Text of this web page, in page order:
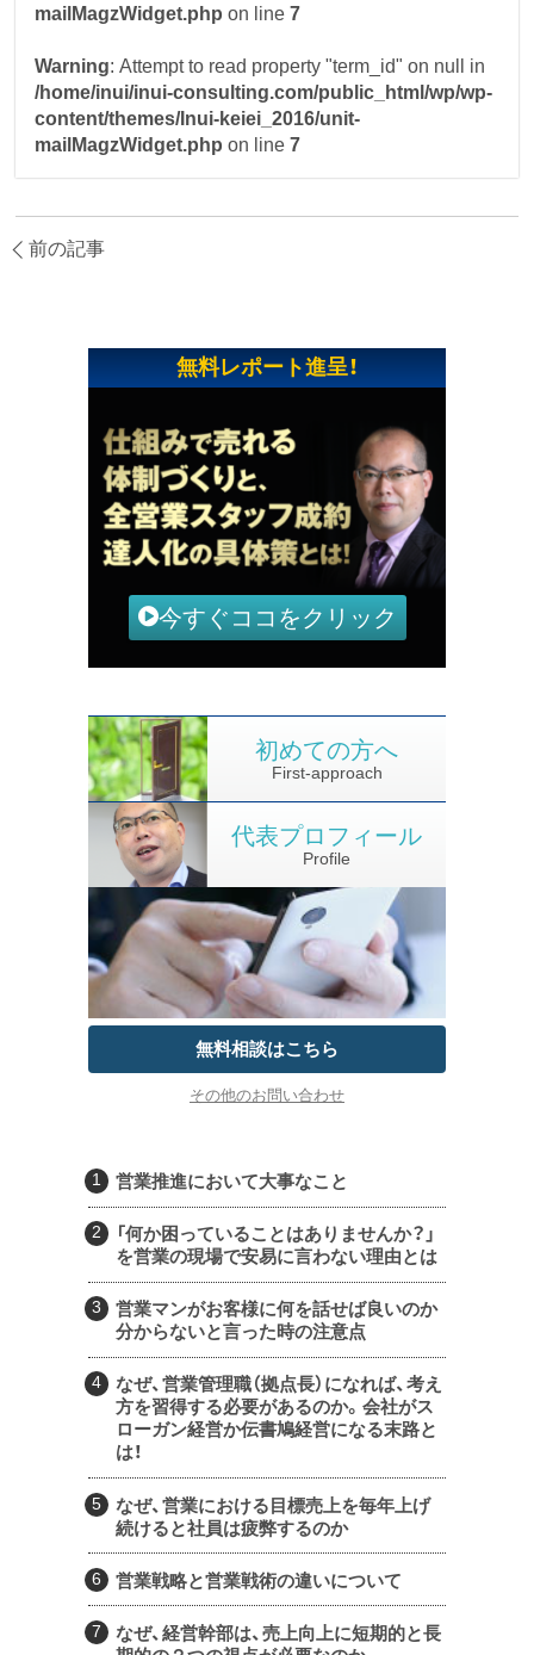
mailMagzWidget.php on line7
Warning : Attempt to read property "term_id" on null in
/home/inui/inui-consulting.com/public_html/wp/wp-
content/themes/Inui-keiei_2016/unit-
mailMagzWidget.php on line7
前の記事
無料レポート進呈！
今すぐココをクリック
First-approach
初めての方へ
Profile
代表プロフィール
無料相談はこちら
その他のお問い合わせ
営業推進において大事なこと
「何か困っていることはありませんか？」
を営業の現場で安易に言わない理由とは
営業マンがお客様に何を話せば良いのか
分からないと言った時の注意点
なぜ、営業管理職（拠点長）になれば、考え
方を習得する必要があるのか。会社がス
ローガン経営か伝書鳩経営になる末路と
は！
なぜ、営業における目標売上を毎年上げ
続けると社員は疲弊するのか
営業戦略と営業戦術の違いについて
なぜ、経営幹部は、売上向上に短期的と長